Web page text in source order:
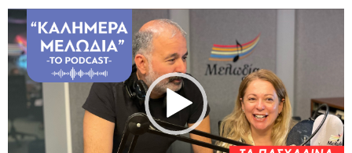
Video
Player